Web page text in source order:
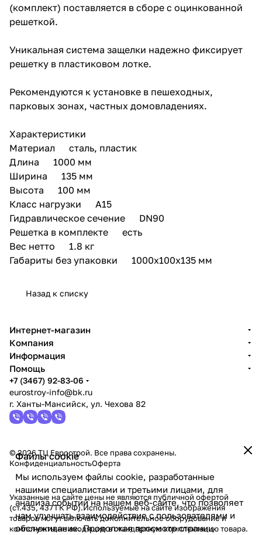
(комплект) поставляется в сборе с оцинкованной
решеткой.
Уникальная система защелки надежно фиксирует
решетку в пластиковом лотке.
Рекомендуются к установке в пешеходных,
парковых зонах, частных домовладениях.
Характеристики
Материал сталь, пластик
Длина 1000 мм
Ширина 135 мм
Высота 100 мм
Класс нагрузки А15
Гидравлическое сечение DN90
Решетка в комплекте есть
Вес нетто 1.8 кг
Габариты без упаковки 1000x100x135 мм
Назад к списку
Файлы cookie
Мы используем файлы cookie, разработанные
нашими специалистами и третьими лицами, для
анализа событий на нашем веб-сайте, что позволяет
нам улучшать взаимодействие с пользователями и
обслуживание. Продолжая просмотр страниц
Интернет-магазин
Компания
Информация
Помощь
+7 (3467) 92-83-06
eurostroy-info@bk.ru
г. Ханты-Мансийск, ул. Чехова 82
© 2026 ТЦ Еврострой. Все права сохранены.
КонфиденциальностьОферта
Указанные на сайте цены не являются публичной офертой
(ст.435, 437 ГК РФ).Используемые на сайте изображения
товаров могут включать дополнительное оборудование и
компоненты,не входящие в стандартную комплектацию товара.